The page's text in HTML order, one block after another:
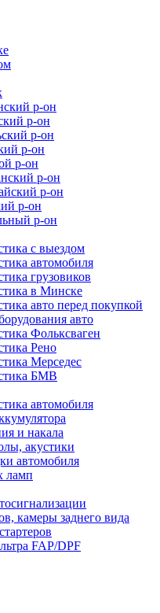
р-он
р-он
р-он
р-он
р-он
р-он
р-он
р-он
р-он
с выездом
автомобиля
грузовиков
в Минске
авто перед покупкой
авто
Фольксваген
Рено
Мерседес
БМВ
автомобиля
и накала
акустики
автомобиля
ламп
камеры заднего вида
FAP/DPF